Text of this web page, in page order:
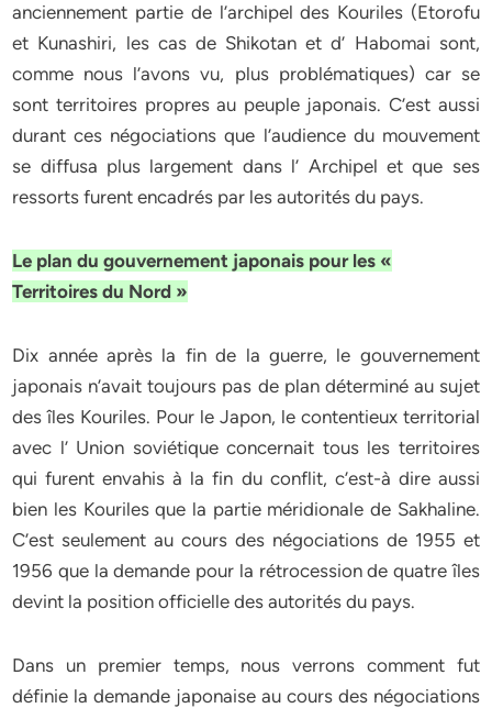
anciennement partie de l’archipel des Kouriles (Etorofu
et Kunashiri, les cas de Shikotan et d’ Habomai sont,
comme nous l’avons vu, plus problématiques) car se
sont territoires propres au peuple japonais. C’est aussi
durant ces négociations que l’audience du mouvement
se diffusa plus largement dans l’ Archipel et que ses
ressorts furent encadrés par les autorités du pays.
Le plan du gouvernement japonais pour les «
Territoires du Nord »
Dix année après la fin de la guerre, le gouvernement
japonais n’avait toujours pas de plan déterminé au sujet
des îles Kouriles. Pour le Japon, le contentieux territorial
avec l’ Union soviétique concernait tous les territoires
qui furent envahis à la fin du conflit, c’est-à dire aussi
bien les Kouriles que la partie méridionale de Sakhaline.
C’est seulement au cours des négociations de 1955 et
1956 que la demande pour la rétrocession de quatre îles
devint la position officielle des autorités du pays.
Dans un premier temps, nous verrons comment fut
définie la demande japonaise au cours des négociations